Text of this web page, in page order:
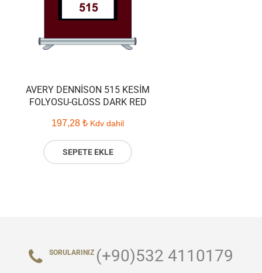
AVERY DENNISON 515 KESIM
FOLYOSU-GLOSS DARK RED
197,28 ₺ Kdv dahil
SEPETE EKLE
SORULARINIZ (+90)532 4110179